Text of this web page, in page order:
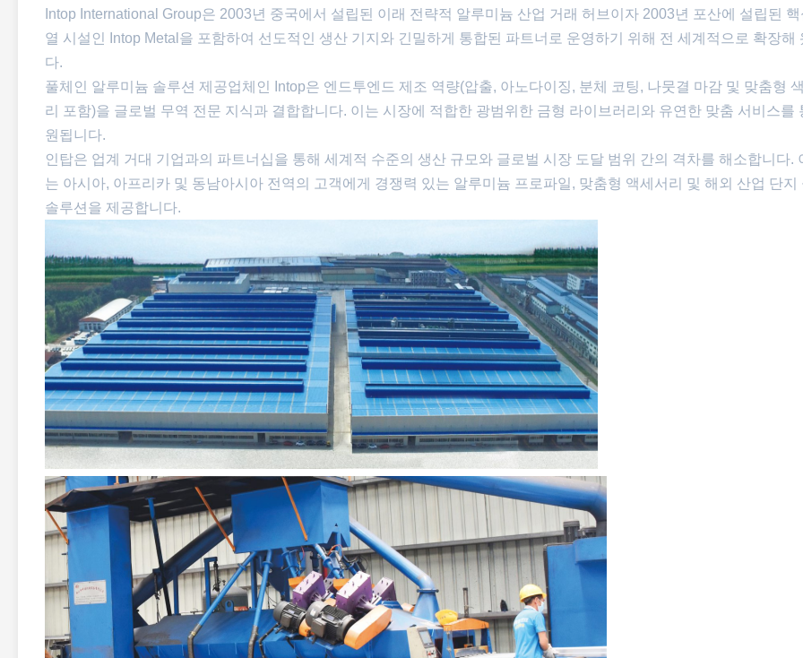
Intop International Group은 2003년 중국에서 설립된 이래 전략적 알루미늄 산업 거래 허브이자 2003년 포산에 설립된 핵
열 시설인 Intop Metal을 포함하여 선도적인 생산 기지와 긴밀하게 통합된 파트너로 운영하기 위해 전 세계적으로 확장해
다.
풀체인 알루미늄 솔루션 제공업체인 Intop은 엔드투엔드 제조 역량(압출, 아노다이징, 분체 코팅, 나뭇결 마감 및 맞춤형
리 포함)을 글로벌 무역 전문 지식과 결합합니다. 이는 시장에 적합한 광범위한 금형 라이브러리와 유연한 맞춤 서비스를
원됩니다.
인탑은 업계 거대 기업과의 파트너십을 통해 세계적 수준의 생산 규모와 글로벌 시장 도달 범위 간의 격차를 해소합니다.
는 아시아, 아프리카 및 동남아시아 전역의 고객에게 경쟁력 있는 알루미늄 프로파일, 맞춤형 액세서리 및 해외 산업 단지
솔루션을 제공합니다.